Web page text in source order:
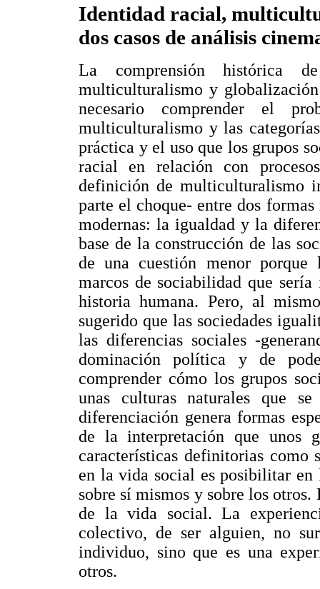
Identidad racial,
dos casos de análisis
La comprensión histórica
multiculturalismo y
necesario comprender el
multiculturalismo y las
práctica y el uso que los grupos
racial en relación con
definición de multiculturalismo
parte el choque- entre dos
modernas: la igualdad y la
base de la construcción de las
de una cuestión menor
marcos de sociabilidad que
historia humana. Pero, al
sugerido que las sociedades
las diferencias sociales -
dominación política y de
comprender cómo los grupos
unas culturas naturales que
diferenciación genera formas
de la interpretación que unos
características definitorias como
en la vida social es posibilitar
sobre sí mismos y sobre los
de la vida social. La
colectivo, de ser alguien, no
individuo, sino que es una
otros.